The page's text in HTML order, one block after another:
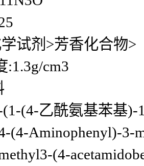
试剂>芳香化合物>
:1.3g/cm3
(1-(4-乙酰氨基苯基
(4-Aminophenyl)-3-
(4-